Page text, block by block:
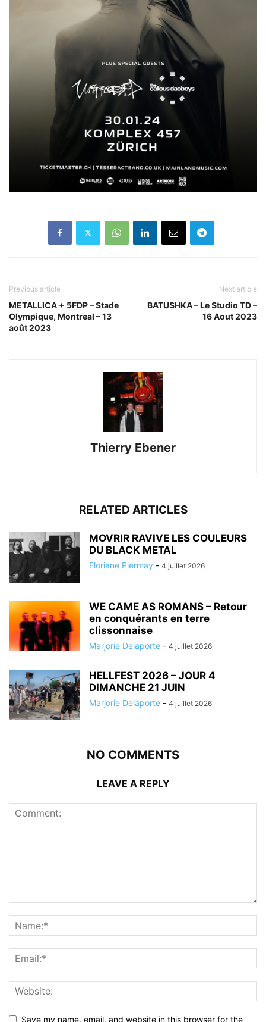
Previous article
METALLICA + 5FDP – Stade
Olympique, Montreal – 13
août 2023
Next article
BATUSHKA – Le Studio TD –
16 Aout 2023
Thierry Ebener
RELATED ARTICLES
MOVRIR RAVIVE LES COULEURS
DU BLACK METAL
Floriane Piermay - 4 juillet 2026
WE CAME AS ROMANS – Retour
en conquérants en terre
clissonnaise
Marjorie Delaporte - 4 juillet 2026
HELLFEST 2026 – JOUR 4
DIMANCHE 21 JUIN
Marjorie Delaporte - 4 juillet 2026
NO COMMENTS
LEAVE A REPLY
Save my name, email, and website in this browser for the